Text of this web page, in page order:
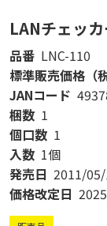
LANチェッ
品番 LNC-110
標準販売価格（税
JANコード
梱数 1
個口数 1
入数 1個
発売日 2011/
価格改定日